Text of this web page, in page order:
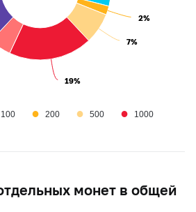
2%
2%
7%
7%
19%
19%
100 ● 200 ● 500 ● 1000
монет в общей